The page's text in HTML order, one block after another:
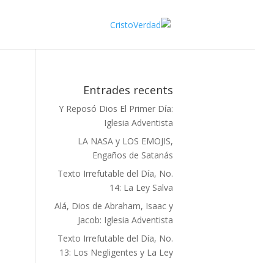
Entrades recents
Y Reposó Dios El Primer Día:
Iglesia Adventista
LA NASA y LOS EMOJIS,
Engaños de Satanás
Texto Irrefutable del Día, No.
14: La Ley Salva
Alá, Dios de Abraham, Isaac y
Jacob: Iglesia Adventista
Texto Irrefutable del Día, No.
13: Los Negligentes y La Ley